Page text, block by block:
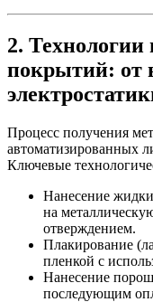
2.
покрытий: от
Процесс получения
автоматизированных
Ключевые
Нанесение
на
отверждением.
Плакирование
пленкой с
Нанесение
последующим